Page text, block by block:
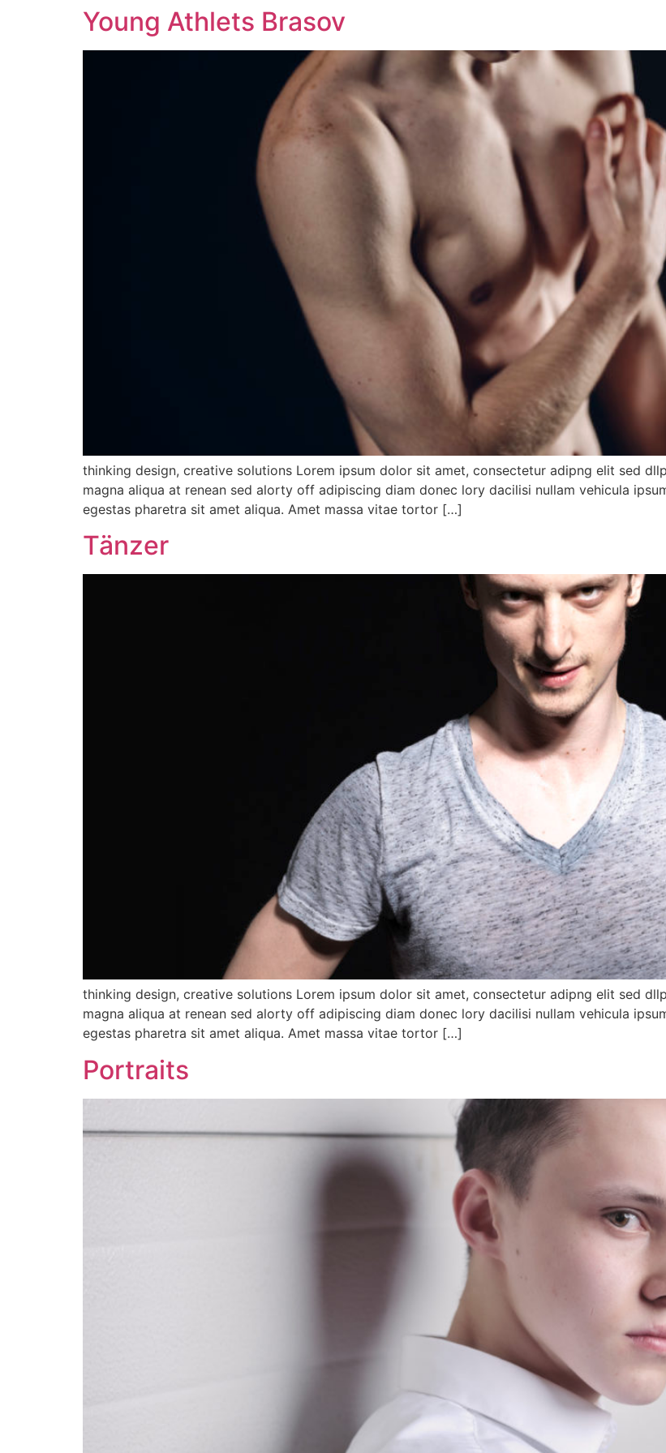
Young Athlets Brasov
thinking design, creative solutions Lorem ipsum dolor sit amet, consectetur adipng elit sed
magna aliqua at renean sed alorty off adipiscing diam donec lory dacilisi nullam vehicula
egestas pharetra sit amet aliqua. Amet massa vitae tortor […]
Tänzer
thinking design, creative solutions Lorem ipsum dolor sit amet, consectetur adipng elit sed
magna aliqua at renean sed alorty off adipiscing diam donec lory dacilisi nullam vehicula
egestas pharetra sit amet aliqua. Amet massa vitae tortor […]
Portraits